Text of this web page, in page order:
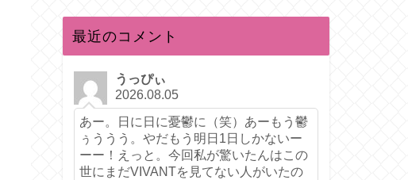
最近のコメント
うっぴぃ
2026.08.05
あー。日に日に憂鬱に（笑）あーもう鬱
ぅううう。やだもう明日1日しかないー
ーー！えっと。今回私が驚いたんはこの
世にまだVIVANTを見てない人がいたの